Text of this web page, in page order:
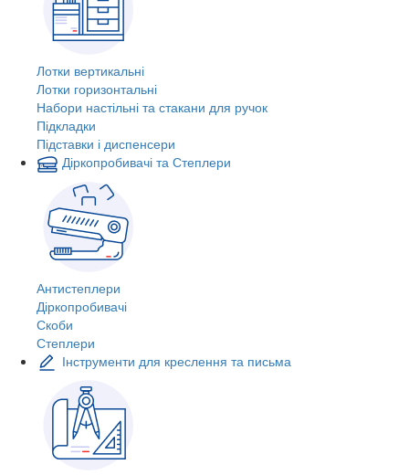
Лотки вертикальні
Лотки горизонтальні
Набори настільні та стакани для ручок
Підкладки
Підставки і диспенсери
Діркопробивачі та Степлери
Антистеплери
Діркопробивачі
Скоби
Степлери
Інструменти для креслення та письма